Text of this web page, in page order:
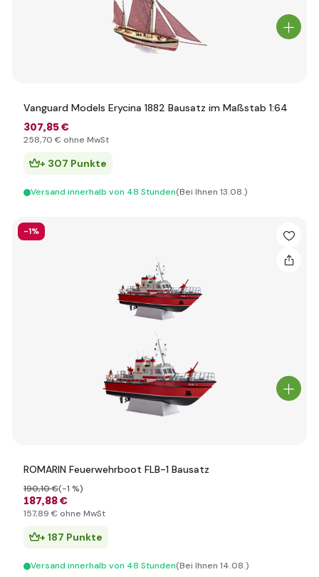
Vanguard Models Erycina 1882 Bausatz im Maßstab 1:64
307,85 €
258,70 € ohne MwSt
+ 307 Punkte
Versand innerhalb von 48 Stunden(Bei Ihnen 13.08.)
-1%
ROMARIN Feuerwehrboot FLB-1 Bausatz
187,88 €
190,10 €(-1 %)
157,89 € ohne MwSt
+ 187 Punkte
Versand innerhalb von 48 Stunden(Bei Ihnen 14.08.)